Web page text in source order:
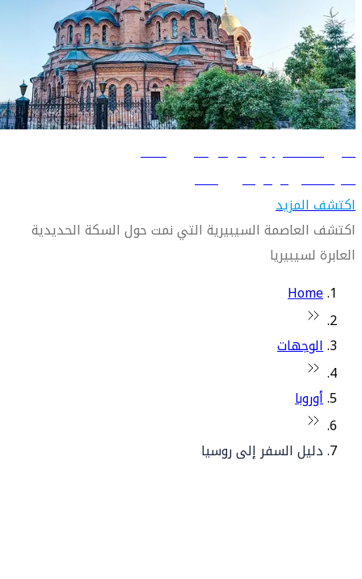
دليل السفر إلى نوفوسيبيرسك
تعرّف على نوفوسيبيرسك
اكتشف المزيد
اكتشف العاصمة السيبيرية التي نمت حول السكة الحديدية
العابرة لسيبيريا
Home
الوجهات
أوروبا
دليل السفر إلى روسيا